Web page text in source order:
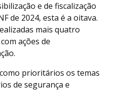
e de fiscalização
de 2024, esta é a oitava.
mais quatro
ações de
prioritários os temas
de segurança e